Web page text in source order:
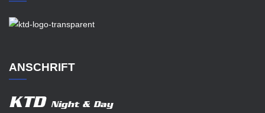
ANSCHRIFT
KTD
Night & Day